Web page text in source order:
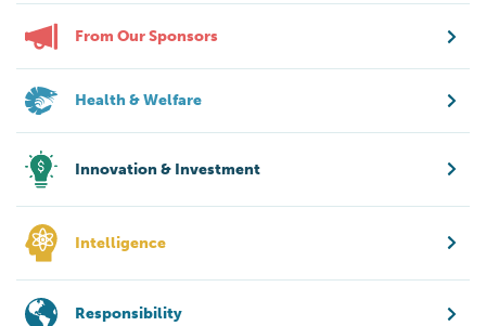
From Our Sponsors
Health & Welfare
Innovation & Investment
Intelligence
Responsibility